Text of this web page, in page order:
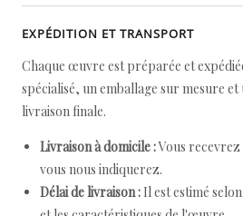
EXPÉDITION ET TRANSPORT
Chaque œuvre est préparée et
spécialisé, un emballage sur mesure et
livraison finale.
Livraison à domicile :Vous
vous nous indiquerez.
Délai de livraison : Il est estimé